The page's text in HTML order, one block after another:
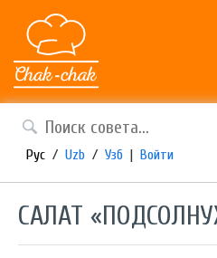
Рус / Uzb / Узб | Войти
САЛАТ